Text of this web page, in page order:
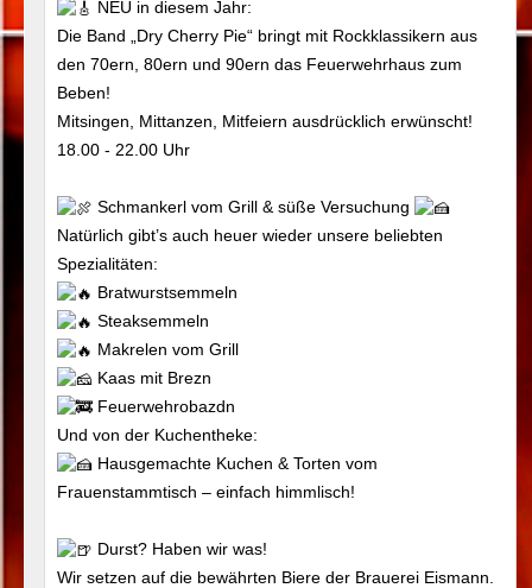
NEU in diesem Jahr:
Die Band „Dry Cherry Pie“ bringt mit Rockklassikern aus
den 70ern, 80ern und 90ern das Feuerwehrhaus zum
Beben!
Mitsingen, Mittanzen, Mitfeiern ausdrücklich erwünscht!
18.00 - 22.00 Uhr
Schmankerl vom Grill & süße Versuchung
Natürlich gibt’s auch heuer wieder unsere beliebten
Spezialitäten:
Bratwurstsemmeln
Steaksemmeln
Makrelen vom Grill
Kaas mit Brezn
Feuerwehrobazdn
Und von der Kuchentheke:
Hausgemachte Kuchen & Torten vom
Frauenstammtisch – einfach himmlisch!
Durst? Haben wir was!
Wir setzen auf die bewährten Biere der Brauerei Eismann.